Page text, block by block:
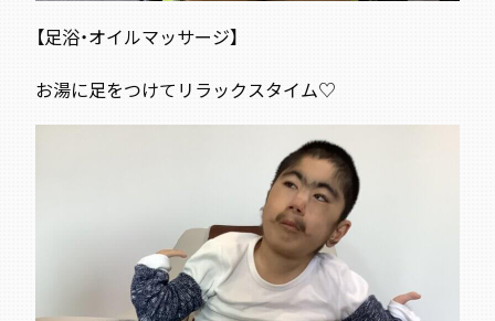
【足浴・オイルマッサージ】
お湯に足をつけてリラックスタイム♡